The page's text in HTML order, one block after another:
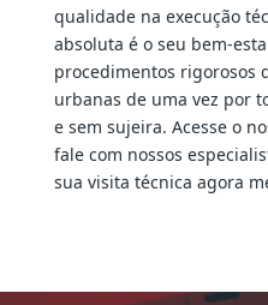
qualidade na execução
absoluta é o seu bem-
procedimentos rigorosos
urbanas de uma vez por
e sem sujeira. Acesse o
fale com nossos
sua visita técnica agora